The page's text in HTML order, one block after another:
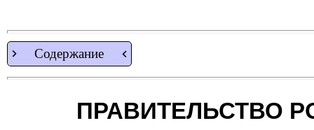
Содержание
ПРАВИТЕЛЬСТВО